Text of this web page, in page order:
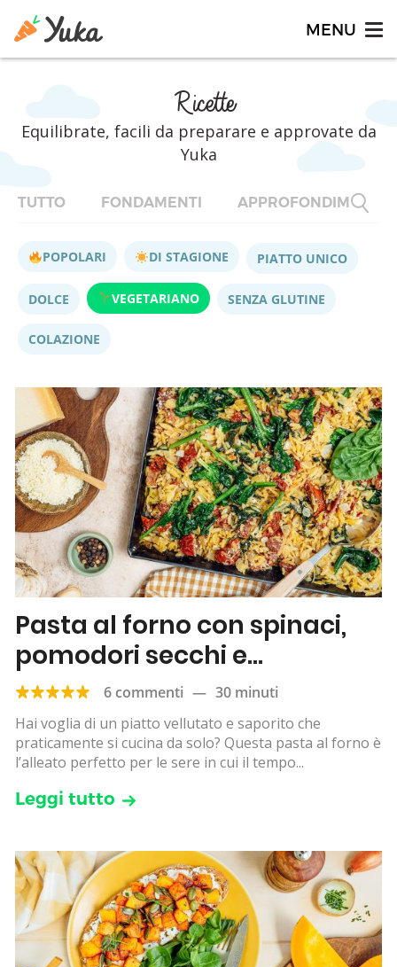
Ricette
Equilibrate, facili da preparare e approvate da
Yuka
TUTTO FONDAMENTI APPROFONDIMENTI
POPOLARI DI STAGIONE PIATTO UNICO
DOLCE VEGETARIANO SENZA GLUTINE
COLAZIONE
Pasta al forno con spinaci,
pomodori secchi e
parmigiano
6 commenti — 30 minuti
Hai voglia di un piatto vellutato e saporito che
praticamente si cucina da solo? Questa pasta al forno è
l’alleato perfetto per le sere in cui il tempo...
Leggi tutto